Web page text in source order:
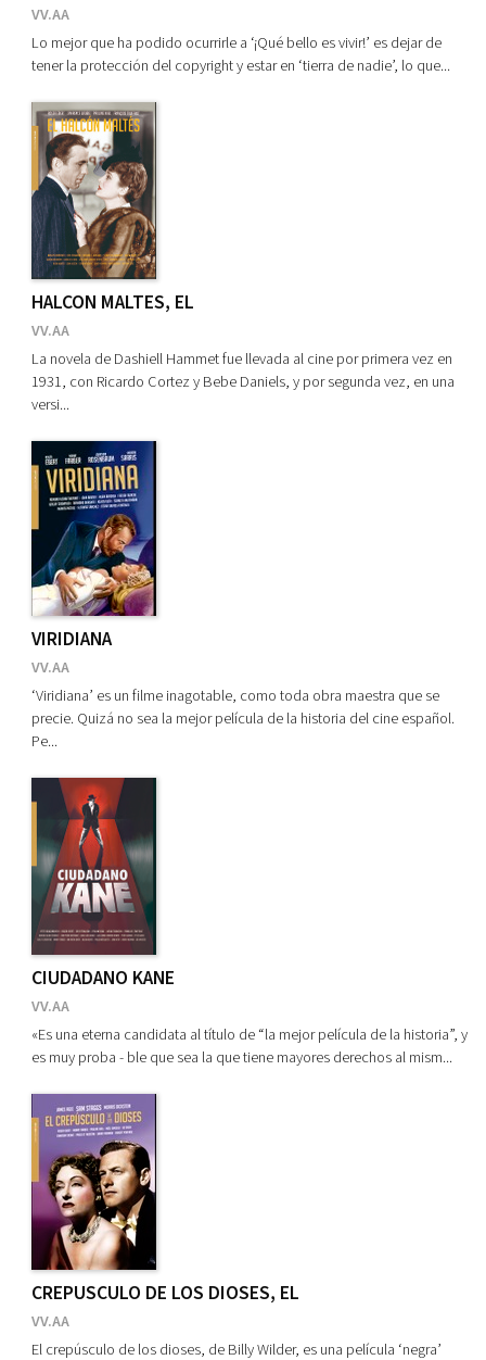
VV.AA
Lo mejor que ha podido ocurrirle a ‘¡Qué bello es vivir!’ es dejar de
tener la protección del copyright y estar en ‘tierra de nadie’, lo que...
HALCON MALTES, EL
VV.AA
La novela de Dashiell Hammet fue llevada al cine por primera vez en
1931, con Ricardo Cortez y Bebe Daniels, y por segunda vez, en una
versi...
VIRIDIANA
VV.AA
‘Viridiana’ es un filme inagotable, como toda obra maestra que se
precie. Quizá no sea la mejor película de la historia del cine español.
Pe...
CIUDADANO KANE
VV.AA
«Es una eterna candidata al título de “la mejor película de la historia”, y
es muy proba - ble que sea la que tiene mayores derechos al mism...
CREPUSCULO DE LOS DIOSES, EL
VV.AA
El crepúsculo de los dioses, de Billy Wilder, es una película ‘negra’